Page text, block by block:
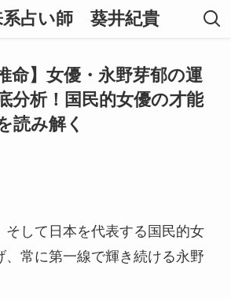
系占い師 葵井紀貴
命】女優・永野芽郁の運
分析！国民的女優の才能
読み解く
そして日本を代表する国民的女
、常に第一線で輝き続ける永野